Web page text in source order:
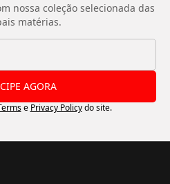
nossa coleção selecionada das
matérias.
AGORA
e Privacy Policydo site.